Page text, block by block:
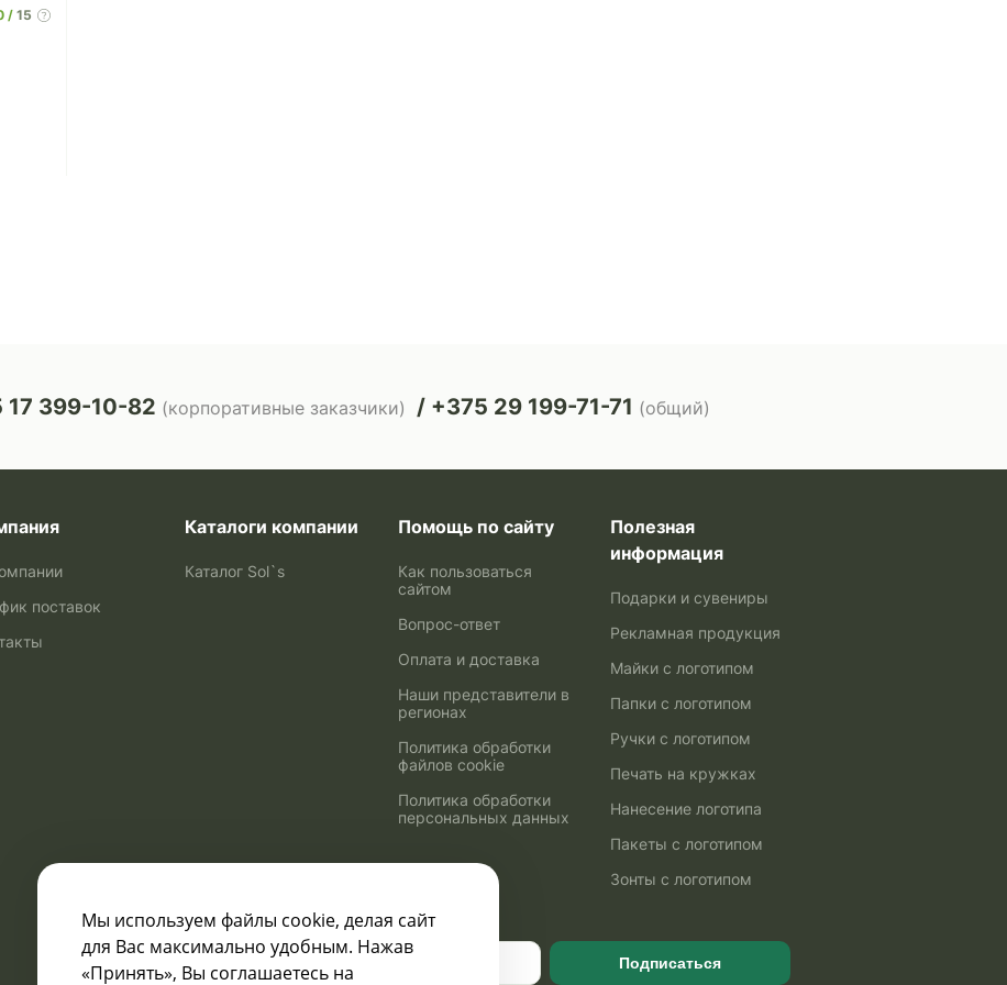
15
17 399-10-82 (корпоративные заказчики) +375 29 199-71-71 (общий)
поставок
Каталоги компании
Каталог Sol`s
Помощь по сайту
Как пользоваться
сайтом
Вопрос-ответ
Оплата и доставка
Наши представители в
регионах
Политика обработки
файлов cookie
Политика обработки
персональных данных
Полезная
информация
Подарки и сувениры
Рекламная продукция
Майки с логотипом
Папки с логотипом
Ручки с логотипом
Печать на кружках
Нанесение логотипа
Пакеты с логотипом
Зонты с логотипом
Узнавайте о скидках
и акциях:
Подписаться
Мы используем файлы cookie, делая сайт
для Вас максимально удобным. Нажав
«Принять», Вы соглашаетесь на